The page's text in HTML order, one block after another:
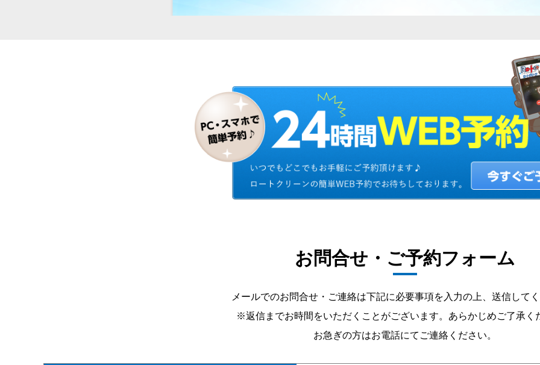
お問合せ・ご予約フォーム
メールでのお問合せ・ご連絡は下記に必要事項を入力の上、送信して
※返信までお時間をいただくことがございます。あらかじめご了承く
お急ぎの方はお電話にてご連絡ください。